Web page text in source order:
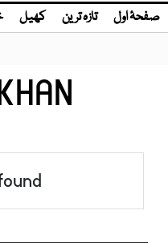
صفحۂ اول تازہ ترین کھیل